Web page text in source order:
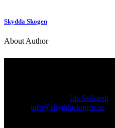
Skydda Skogen
About Author
Ida Sellstedt
info@skyddaskogen.se